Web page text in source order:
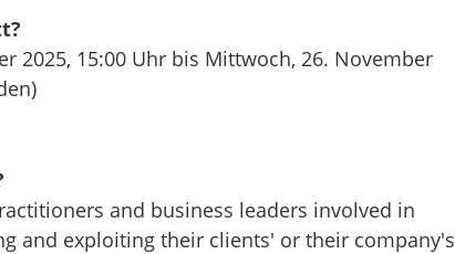
2025, 15:00 Uhrbis Mittwoch, 26. November
and business leaders involved in
and exploiting their clients' or their company's